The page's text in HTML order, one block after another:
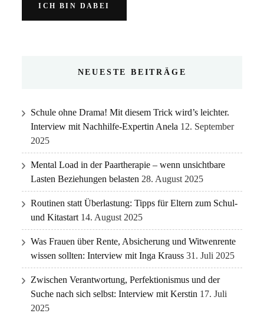
NEUESTE BEITRÄGE
Schule ohne Drama! Mit diesem Trick wird’s leichter.
Interview mit Nachhilfe-Expertin Anela 12. September
2025
Mental Load in der Paartherapie – wenn unsichtbare
Lasten Beziehungen belasten 28. August 2025
Routinen statt Überlastung: Tipps für Eltern zum Schul-
und Kitastart 14. August 2025
Was Frauen über Rente, Absicherung und Witwenrente
wissen sollten: Interview mit Inga Krauss 31. Juli 2025
Zwischen Verantwortung, Perfektionismus und der
Suche nach sich selbst: Interview mit Kerstin 17. Juli
2025